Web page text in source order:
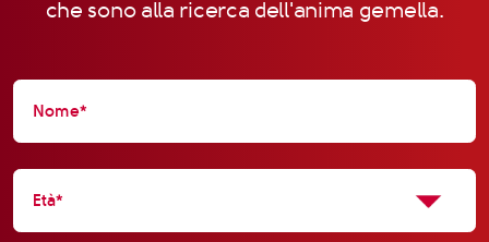
che sono alla ricerca dell'anima gemella.